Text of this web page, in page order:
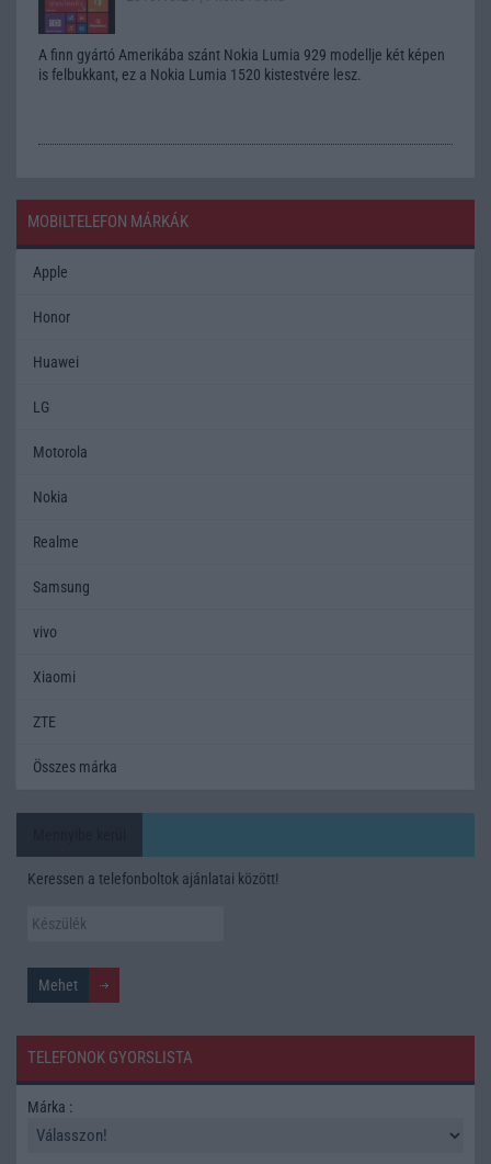
A finn gyártó Amerikába szánt Nokia Lumia 929 modellje két képen
is felbukkant, ez a Nokia Lumia 1520 kistestvére lesz.
MOBILTELEFON MÁRKÁK
Apple
Honor
Huawei
LG
Motorola
Nokia
Realme
Samsung
vivo
Xiaomi
ZTE
Összes márka
Keressen a telefonboltok ajánlatai között!
TELEFONOK GYORSLISTA
Márka :